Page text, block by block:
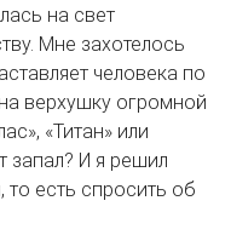
на свет
Мне захотелось
человека по
верхушку огромной
«Титан» или
запал? И я решил
есть спросить об